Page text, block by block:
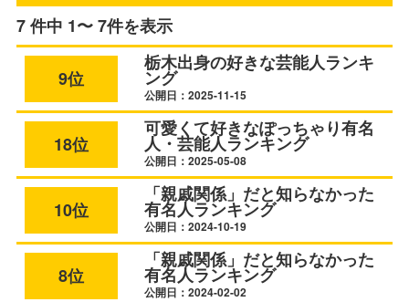
7 件中 1〜 7件を表示
9位
栃木出身の好きな芸能人ランキ
ング
公開日：2025-11-15
18位
可愛くて好きなぽっちゃり有名
人・芸能人ランキング
公開日：2025-05-08
10位
「親戚関係」だと知らなかった
有名人ランキング
公開日：2024-10-19
8位
「親戚関係」だと知らなかった
有名人ランキング
公開日：2024-02-02